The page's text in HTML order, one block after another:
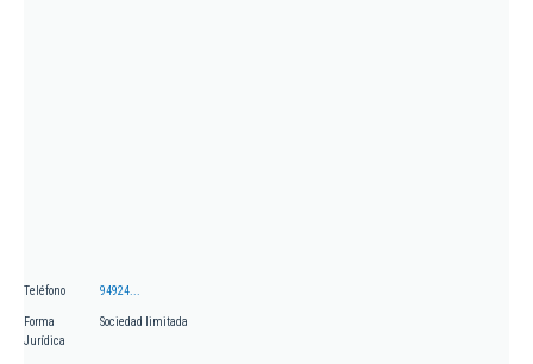
Teléfono 94924...
Forma
Jurídica
Sociedad limitada